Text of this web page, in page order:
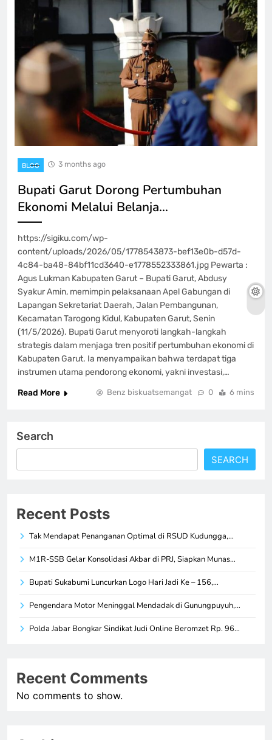
BLOG 3 months ago
Bupati Garut Dorong Pertumbuhan
Ekonomi Melalui Belanja…
https://sigiku.com/wp-
content/uploads/2026/05/1778543873-bef13e0b-d57d-
4c84-ba48-84bf11cd3640-e1778552333861.jpg Pewarta :
Agus Lukman Kabupaten Garut – Bupati Garut, Abdusy
Syakur Amin, memimpin pelaksanaan Apel Gabungan di
Lapangan Sekretariat Daerah, Jalan Pembangunan,
Kecamatan Tarogong Kidul, Kabupaten Garut, Senin
(11/5/2026). Bupati Garut menyoroti langkah-langkah
strategis dalam menjaga tren positif pertumbuhan ekonomi di
Kabupaten Garut. Ia menyampaikan bahwa terdapat tiga
instrumen utama pendorong ekonomi, yakni investasi,…
Read More
Benz biskuatsemangat 0 6 mins
Search
SEARCH
Recent Posts
Tak Mendapat Penanganan Optimal di RSUD Kudungga,…
M1R-SSB Gelar Konsolidasi Akbar di PRJ, Siapkan Munas…
Bupati Sukabumi Luncurkan Logo Hari Jadi Ke – 156,…
Pengendara Motor Meninggal Mendadak di Gunungpuyuh,…
Polda Jabar Bongkar Sindikat Judi Online Beromzet Rp. 96…
Recent Comments
No comments to show.